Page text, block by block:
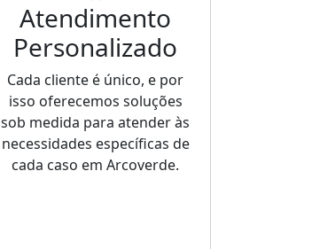
Atendimento
Personalizado
Cada cliente é único, e por
isso oferecemos soluções
sob medida para atender às
necessidades específicas de
cada caso em Arcoverde.